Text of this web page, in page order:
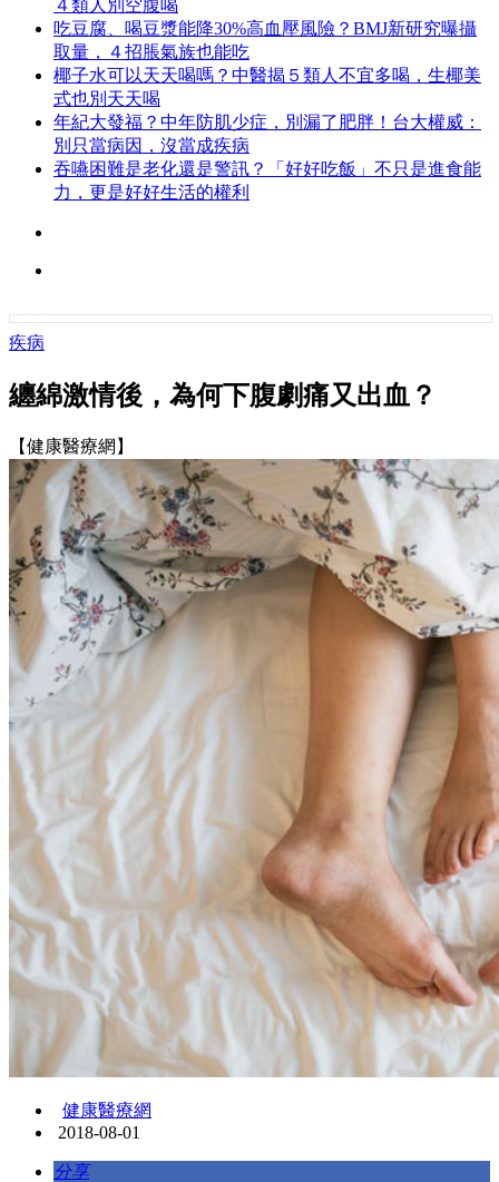
４類人別空腹喝
吃豆腐、喝豆漿能降30%高血壓風險？BMJ新研究曝攝
取量，４招脹氣族也能吃
椰子水可以天天喝嗎？中醫揭５類人不宜多喝，生椰美
式也別天天喝
年紀大發福？中年防肌少症，別漏了肥胖！台大權威：
別只當病因，沒當成疾病
吞嚥困難是老化還是警訊？「好好吃飯」不只是進食能
力，更是好好生活的權利
疾病
纏綿激情後，為何下腹劇痛又出血？
【健康醫療網】
健康醫療網
2018-08-01
分享